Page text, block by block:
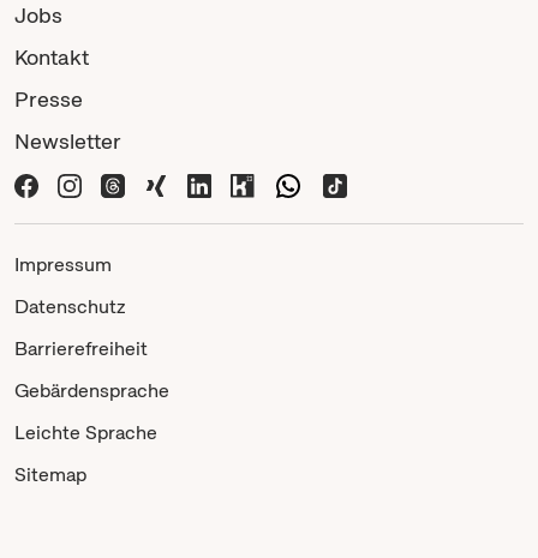
Jobs
Kontakt
Presse
Newsletter
Impressum
Datenschutz
Barrierefreiheit
Gebärdensprache
Leichte Sprache
Sitemap